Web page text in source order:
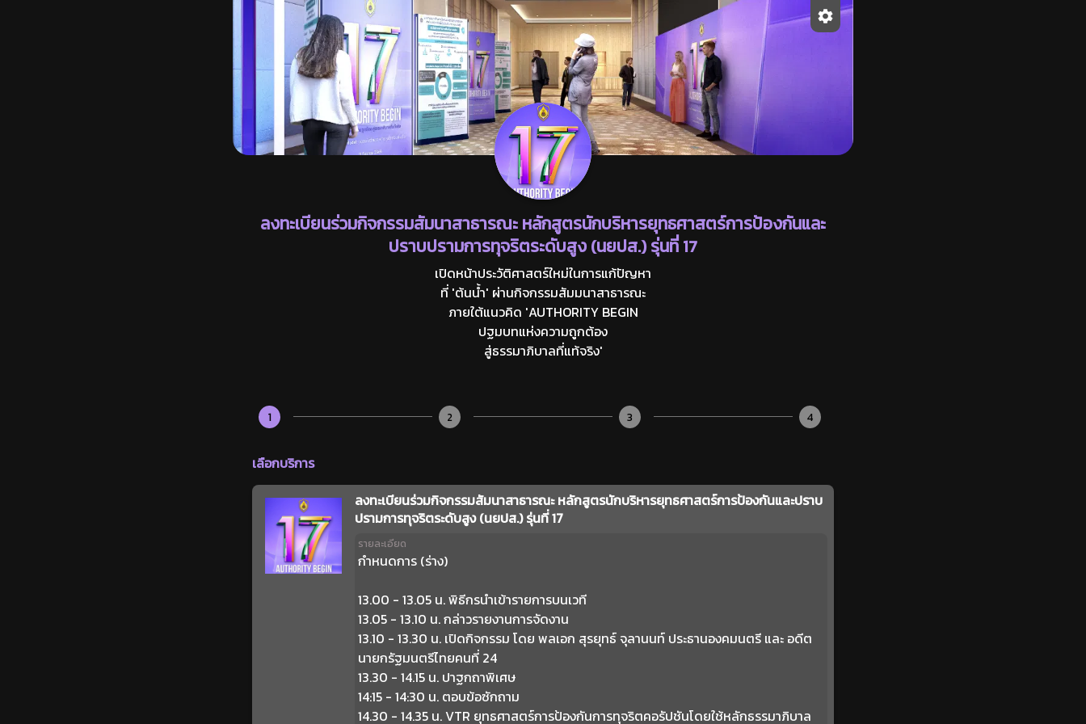
ลงทะเบียนร่วมกิจกรรมสัมนาสาธารณะ หลักสูตรนักบริหารยุทธศาสตร์การป้องกันและ
ปราบปรามการทุจริตระดับสูง (นยปส.) รุ่นที่ 17
เปิดหน้าประวัติศาสตร์ใหม่ในการแก้ปัญหา
ที่ 'ต้นน้ำ' ผ่านกิจกรรมสัมมนาสาธารณะ
ภายใต้แนวคิด 'AUTHORITY BEGIN
ปฐมบทแห่งความถูกต้อง
สู่ธรรมาภิบาลที่แท้จริง'
1 2 3 4
เลือกบริการ
ลงทะเบียนร่วมกิจกรรมสัมนาสาธารณะ หลักสูตรนักบริหารยุทธศาสตร์การป้องกันและปราบ
ปรามการทุจริตระดับสูง (นยปส.) รุ่นที่ 17
รายละเอียด
กำหนดการ (ร่าง)
13.00 - 13.05 น. พิธีกรนำเข้ารายการบนเวที
13.05 - 13.10 น. กล่าวรายงานการจัดงาน
13.10 - 13.30 น. เปิดกิจกรรม โดย พลเอก สุรยุทธ์ จุลานนท์ ประธานองคมนตรี และ อดีต
นายกรัฐมนตรีไทยคนที่ 24
13.30 - 14.15 น. ปาฐกถาพิเศษ
14:15 - 14:30 น. ตอบข้อซักถาม
14.30 - 14.35 น. VTR ยุทธศาสตร์การป้องกันการทุจริตคอรัปชันโดยใช้หลักธรรมาภิบาล